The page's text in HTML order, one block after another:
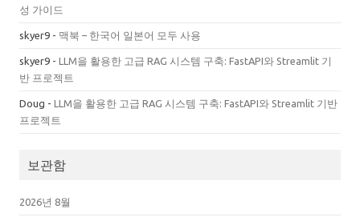
성 가이드
skyer9 - 맥북 – 한국어 일본어 모두 사용
skyer9 - LLM을 활용한 고급 RAG 시스템 구축: FastAPI와 Streamlit 기
반 프로젝트
Doug - LLM을 활용한 고급 RAG 시스템 구축: FastAPI와 Streamlit 기반
프로젝트
보관함
2026년 8월